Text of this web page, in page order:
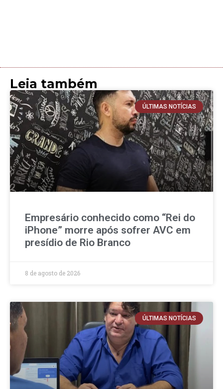
Leia também
ÚLTIMAS NOTÍCIAS
Empresário conhecido como “Rei do
iPhone” morre após sofrer AVC em
presídio de Rio Branco
8 de agosto de 2026
ÚLTIMAS NOTÍCIAS